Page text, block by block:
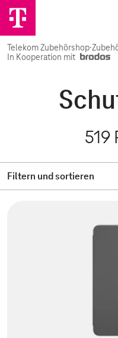
Telekom Zubehörshop·
In Kooperation mit
519
Filtern und sortieren